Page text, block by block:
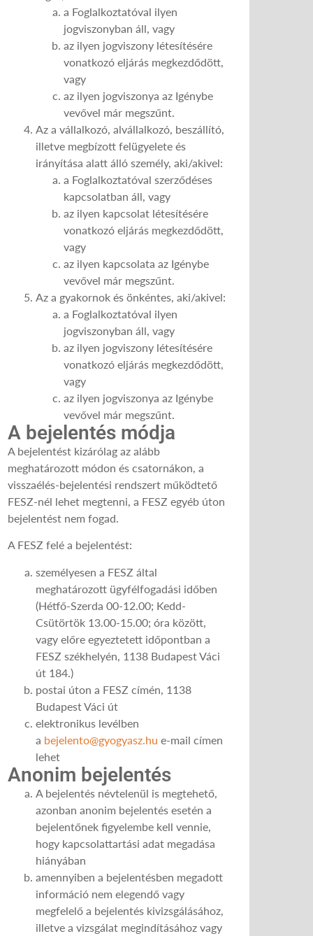
a Foglalkoztatóval ilyen
jogviszonyban áll, vagy
az ilyen jogviszony létesítésére
vonatkozó eljárás megkezdődött,
vagy
az ilyen jogviszonya az Igénybe
vevővel már megszűnt.
Az a vállalkozó, alvállalkozó, beszállító,
illetve megbízott felügyelete és
irányítása alatt álló személy, aki/akivel:
a Foglalkoztatóval szerződéses
kapcsolatban áll, vagy
az ilyen kapcsolat létesítésére
vonatkozó eljárás megkezdődött,
vagy
az ilyen kapcsolata az Igénybe
vevővel már megszűnt.
Az a gyakornok és önkéntes, aki/akivel:
a Foglalkoztatóval ilyen
jogviszonyban áll, vagy
az ilyen jogviszony létesítésére
vonatkozó eljárás megkezdődött,
vagy
az ilyen jogviszonya az Igénybe
vevővel már megszűnt.
A bejelentés módja
A bejelentést kizárólag az alább
meghatározott módon és csatornákon, a
visszaélés-bejelentési rendszert működtető
FESZ-nél lehet megtenni, a FESZ egyéb úton
bejelentést nem fogad.
A FESZ felé a bejelentést:
személyesen a FESZ által
meghatározott ügyfélfogadási időben
(Hétfő-Szerda 00-12.00; Kedd-
Csütörtök 13.00-15.00; óra között,
vagy előre egyeztetett időpontban a
FESZ székhelyén, 1138 Budapest Váci
út 184.)
postai úton a FESZ címén, 1138
Budapest Váci út
elektronikus levélben
a bejelento@gyogyasz.hu e-mail címen
lehet
Anonim bejelentés
A bejelentés névtelenül is megtehető,
azonban anonim bejelentés esetén a
bejelentőnek figyelembe kell vennie,
hogy kapcsolattartási adat megadása
hiányában
amennyiben a bejelentésben megadott
információ nem elegendő vagy
megfelelő a bejelentés kivizsgálásához,
illetve a vizsgálat megindításához vagy